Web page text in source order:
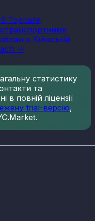
Торгівля
в Київській
->
статистику
та
в повній ліцензії
trial-версію,